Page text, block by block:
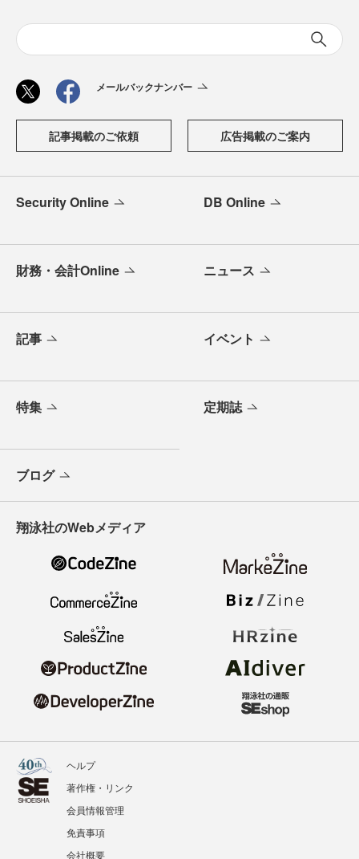
メールバックナンバー
記事掲載のご依頼 広告掲載のご案内
Security Online DB Online
財務・会計Online ニュース
記事 イベント
特集 定期誌
ブログ
翔泳社のWebメディア
ヘルプ
著作権・リンク
会員情報管理
免責事項
会社概要